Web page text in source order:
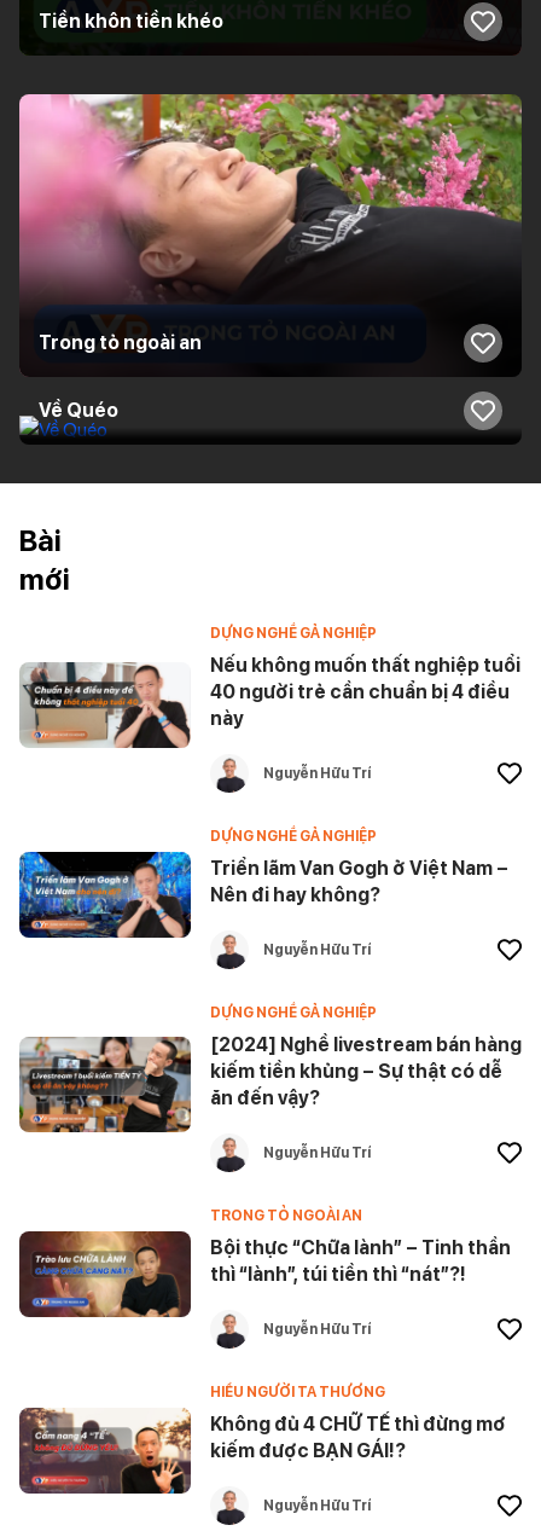
Tiền khôn tiền khéo
Trong tỏ ngoài an
Về Quéo
Bài
mới
DỰNG NGHỀ GẢ NGHIỆP
Nếu không muốn thất nghiệp tuổi
40 người trẻ cần chuẩn bị 4 điều
này
Nguyễn Hữu Trí
DỰNG NGHỀ GẢ NGHIỆP
Triển lãm Van Gogh ở Việt Nam –
Nên đi hay không?
Nguyễn Hữu Trí
DỰNG NGHỀ GẢ NGHIỆP
[2024] Nghề livestream bán hàng
kiếm tiền khủng – Sự thật có dễ
ăn đến vậy?
Nguyễn Hữu Trí
TRONG TỎ NGOÀI AN
Bội thực “Chữa lành” – Tinh thần
thì “lành”, túi tiền thì “nát”?!
Nguyễn Hữu Trí
HIỂU NGƯỜI TA THƯƠNG
Không đủ 4 CHỮ TẾ thì đừng mơ
kiếm được BẠN GÁI!?
Nguyễn Hữu Trí